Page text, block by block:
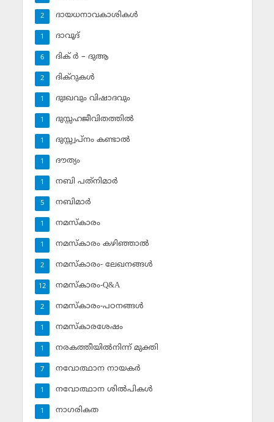
ദായധനാവകാശികള്‍
2
ദാവൂദ്‌
1
ദിക് ര്‍ – ദുആ
6
ദിക്‌റുകള്‍
2
ദുഃഖവും വിഷാദവും
1
ദുസ്സഹജീവിതത്തില്‍
1
ദുസ്സ്വപ്‌നം കണ്ടാല്‍
1
ദൗത്യം
1
നബി പത്‌നിമാര്‍
1
നബിമാര്‍
5
നമസ്‌കാരം
1
നമസ്‌കാരം കഴിഞ്ഞാല്‍
1
നമസ്‌കാരം- ലേഖനങ്ങള്‍
2
നമസ്‌കാരം-Q&A
12
നമസ്‌കാരം-പഠനങ്ങള്‍
2
നമസ്‌കാരശേഷം
1
നരകത്തീയില്‍നിന്ന് മുക്തി
1
നവോത്ഥാന നായകര്‍
7
നവോത്ഥാന ശില്‍പികള്‍
1
നാഗരികത
1